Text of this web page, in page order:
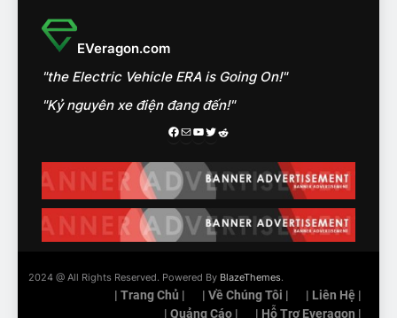
15
trên ngàn dặm đường
CÔNG NGHỆ AI, TỰ LÁI, ADAS,
ROBOTAXI
ĐÁNH GIÁ XE
Chọn VinFast VF8 hay Santa
Fe, Fortuner ?
ĐÁNH GIÁ XE
Đánh giá nhanh Vinfast VF5
vừa ra mắt tại Việt Nam – có
EVeragon.com
"the Electric Vehicle ERA is Going On!"
"Kỷ nguyên xe điện đang đến!"
Facebook
MailYoutube
Twitter
2024 @ All Rights Reserved. Powered By BlazeThemes.
| Trang Chủ | | Về Chúng Tôi |
| Liên Hệ |
| Quảng Cáo |
| Hỗ Trợ Everagon |